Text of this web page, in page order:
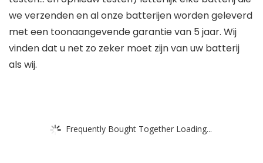
we verzenden en al onze batterijen worden geleverd
met een toonaangevende garantie van 5 jaar. Wij
vinden dat u net zo zeker moet zijn van uw batterij
als wij.
Frequently Bought Together Loading...